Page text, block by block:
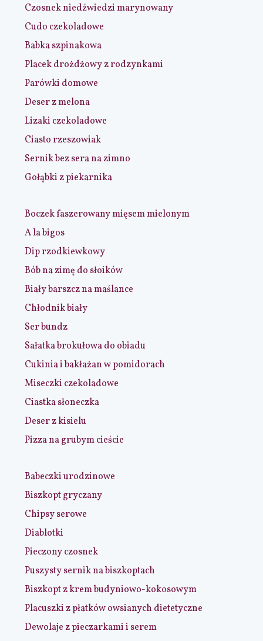
Czosnek niedźwiedzi marynowany
Cudo czekoladowe
Babka szpinakowa
Placek drożdżowy z rodzynkami
Parówki domowe
Deser z melona
Lizaki czekoladowe
Ciasto rzeszowiak
Sernik bez sera na zimno
Gołąbki z piekarnika
Boczek faszerowany mięsem mielonym
A la bigos
Dip rzodkiewkowy
Bób na zimę do słoików
Biały barszcz na maślance
Chłodnik biały
Ser bundz
Sałatka brokułowa do obiadu
Cukinia i bakłażan w pomidorach
Miseczki czekoladowe
Ciastka słoneczka
Deser z kisielu
Pizza na grubym cieście
Babeczki urodzinowe
Biszkopt gryczany
Chipsy serowe
Diablotki
Pieczony czosnek
Puszysty sernik na biszkoptach
Biszkopt z krem budyniowo-kokosowym
Placuszki z płatków owsianych dietetyczne
Dewolaje z pieczarkami i serem